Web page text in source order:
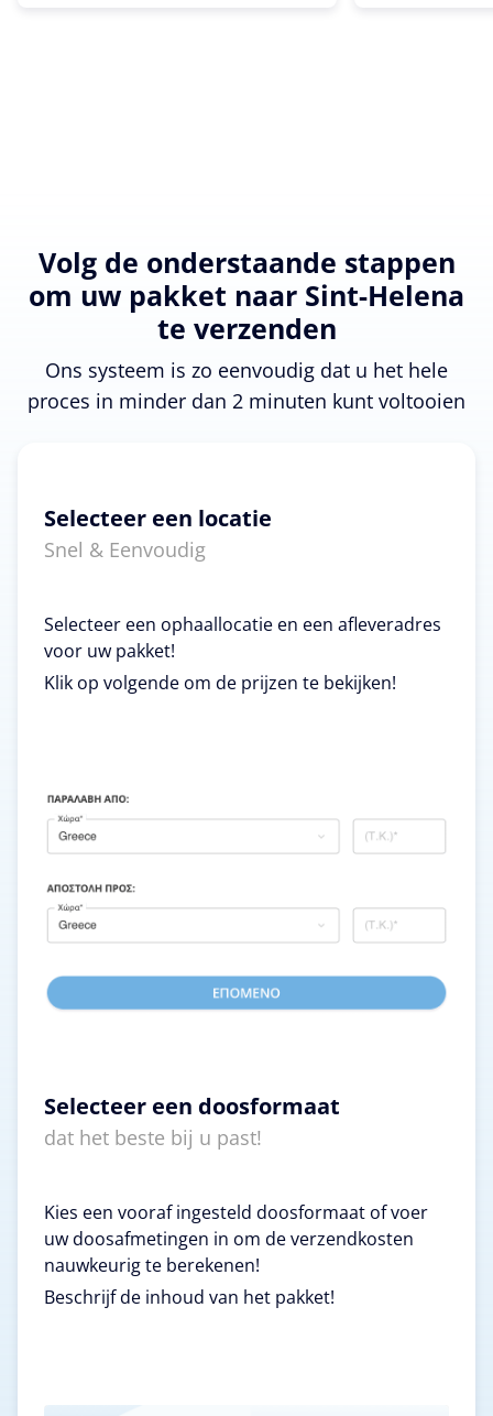
Volg de onderstaande stappen
om uw pakket naar Sint-Helena
te verzenden
Ons systeem is zo eenvoudig dat u het hele
proces in minder dan 2 minuten kunt voltooien
Selecteer een locatie
Snel & Eenvoudig
Selecteer een ophaallocatie en een afleveradres
voor uw pakket!
Klik op volgende om de prijzen te bekijken!
Selecteer een doosformaat
dat het beste bij u past!
Kies een vooraf ingesteld doosformaat of voer
uw doosafmetingen in om de verzendkosten
nauwkeurig te berekenen!
Beschrijf de inhoud van het pakket!